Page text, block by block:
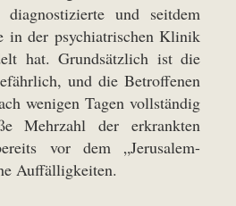
und seitdem
in der psychiatrischen Klinik
hat. Grundsätzlich ist die
und die Betroffenen
wenigen Tagen vollständig
Mehrzahl der erkrankten
vor dem „Jerusalem-
Auffälligkeiten.